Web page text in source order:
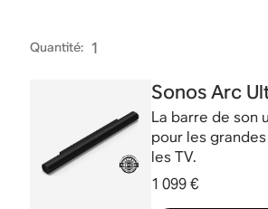
Quantité: 1
Sonos Arc
La barre de son
pour les
les TV.
1 099 €